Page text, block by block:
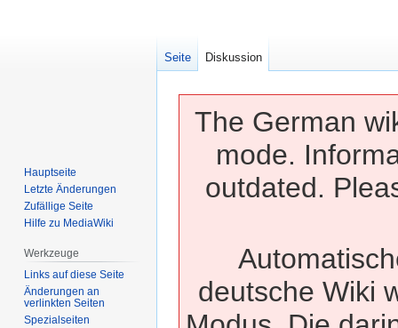
The German
mode.
outdated.
deutsche Wiki
Seite Diskussion
Hauptseite
Letzte Änderungen
Zufällige Seite
Hilfe zu MediaWiki
Werkzeuge
Links auf diese Seite
Änderungen an
verlinkten Seiten
Spezialseiten